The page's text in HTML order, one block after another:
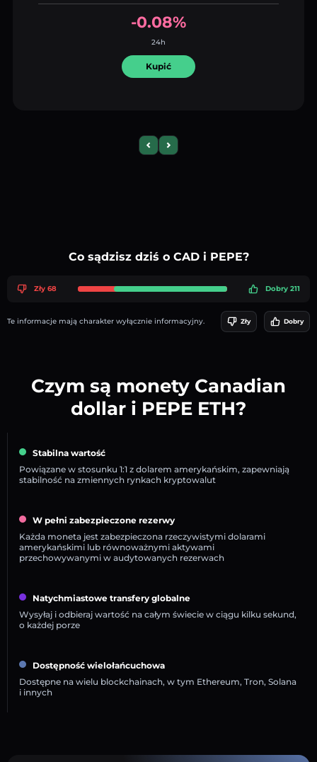
-0.08%
24h
Kupić
Previous slide
Next slide
Co sądzisz dziś o CAD i PEPE?
Zły 68 Dobry 211
Te informacje mają charakter wyłącznie informacyjny. Zły Dobry
Czym są monety Canadian
dollar i PEPE ETH?
Stabilna wartość
Powiązane w stosunku 1:1 z dolarem amerykańskim, zapewniają
stabilność na zmiennych rynkach kryptowalut
W pełni zabezpieczone rezerwy
Każda moneta jest zabezpieczona rzeczywistymi dolarami
amerykańskimi lub równoważnymi aktywami
przechowywanymi w audytowanych rezerwach
Natychmiastowe transfery globalne
Wysyłaj i odbieraj wartość na całym świecie w ciągu kilku sekund,
o każdej porze
Dostępność wielołańcuchowa
Dostępne na wielu blockchainach, w tym Ethereum, Tron, Solana
i innych